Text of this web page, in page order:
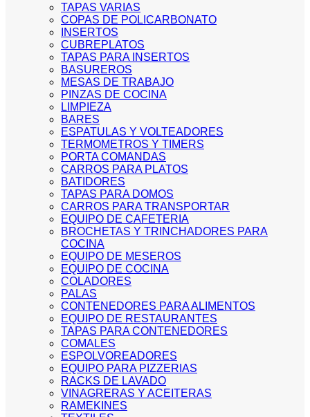
TAPAS VARIAS
COPAS DE POLICARBONATO
INSERTOS
CUBREPLATOS
TAPAS PARA INSERTOS
BASUREROS
MESAS DE TRABAJO
PINZAS DE COCINA
LIMPIEZA
BARES
ESPATULAS Y VOLTEADORES
TERMOMETROS Y TIMERS
PORTA COMANDAS
CARROS PARA PLATOS
BATIDORES
TAPAS PARA DOMOS
CARROS PARA TRANSPORTAR
EQUIPO DE CAFETERIA
BROCHETAS Y TRINCHADORES PARA
COCINA
EQUIPO DE MESEROS
EQUIPO DE COCINA
COLADORES
PALAS
CONTENEDORES PARA ALIMENTOS
EQUIPO DE RESTAURANTES
TAPAS PARA CONTENEDORES
COMALES
ESPOLVOREADORES
EQUIPO PARA PIZZERIAS
RACKS DE LAVADO
VINAGRERAS Y ACEITERAS
RAMEKINES